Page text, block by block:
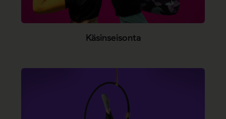
Käsinseisonta